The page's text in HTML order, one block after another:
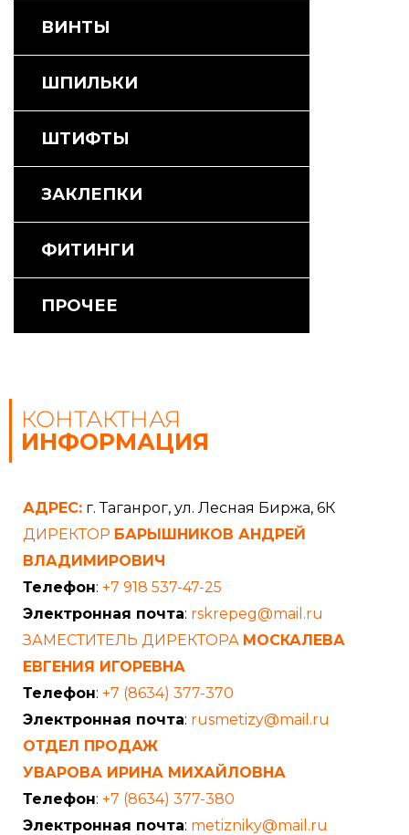
ВИНТЫ
ШПИЛЬКИ
ШТИФТЫ
ЗАКЛЕПКИ
ФИТИНГИ
ПРОЧЕЕ
КОНТАКТНАЯ
ИНФОРМАЦИЯ
АДРЕС: г. Таганрог, ул. Лесная Биржа, 6К
ДИРЕКТОР БАРЫШНИКОВ АНДРЕЙ
ВЛАДИМИРОВИЧ
Телефон: +7 918 537-47-25
Электронная почта: rskrepeg@mail.ru
ЗАМЕСТИТЕЛЬ ДИРЕКТОРА МОСКАЛЕВА
ЕВГЕНИЯ ИГОРЕВНА
Телефон: +7 (8634) 377-370
Электронная почта: rusmetizy@mail.ru
ОТДЕЛ ПРОДАЖ
УВАРОВА ИРИНА МИХАЙЛОВНА
Телефон: +7 (8634) 377-380
Электронная почта: metizniky@mail.ru